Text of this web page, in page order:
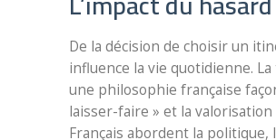
De la décision de choisir un
influence la vie quotidienne.
une philosophie française
laisser-faire » et la
Français abordent la politique,